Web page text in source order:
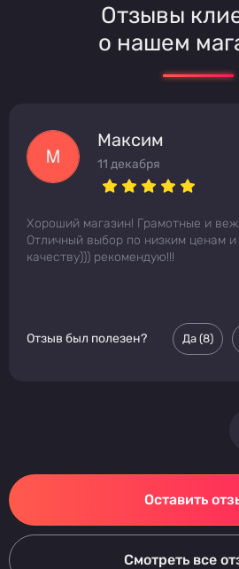
Отзывы
о нашем
Максим
11 декабря
Хороший магазин! Грамотные и
Отличный выбор по низким ценам
качеству))) рекомендую!!!
Отзыв был полезен? Да (8)
Оставить
Смотреть все